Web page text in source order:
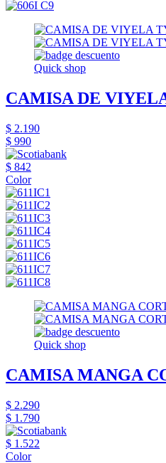
Quick shop
CAMISA DE
$ 2.190
$ 990
$ 842
Color
Quick shop
CAMISA MANGA
$ 2.290
$ 1.790
$ 1.522
Color